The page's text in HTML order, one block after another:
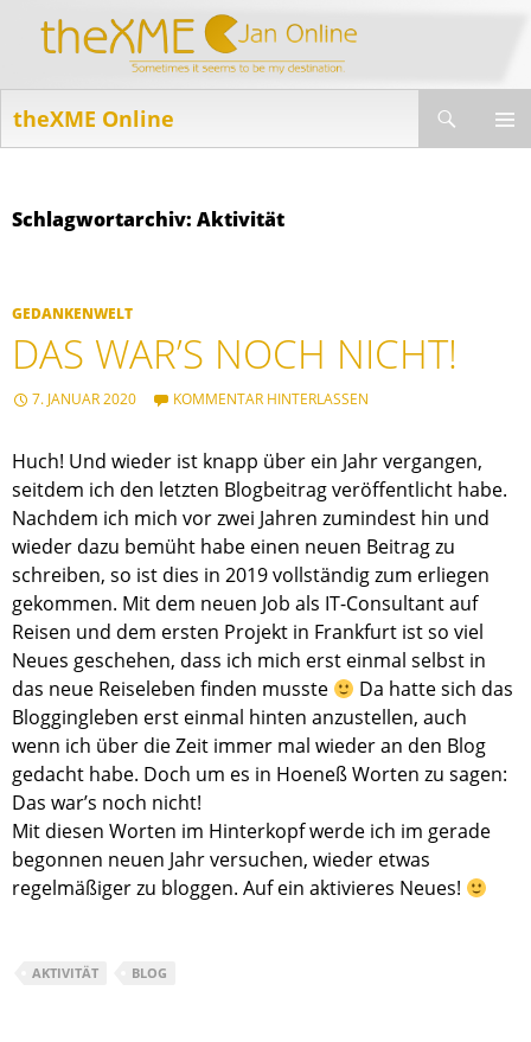
theXME Online
Schlagwortarchiv: Aktivität
GEDANKENWELT
DAS WAR’S NOCH NICHT!
7. JANUAR 2020 KOMMENTAR HINTERLASSEN
Huch! Und wieder ist knapp über ein Jahr vergangen,
seitdem ich den letzten Blogbeitrag veröffentlicht habe.
Nachdem ich mich vor zwei Jahren zumindest hin und
wieder dazu bemüht habe einen neuen Beitrag zu
schreiben, so ist dies in 2019 vollständig zum erliegen
gekommen. Mit dem neuen Job als IT-Consultant auf
Reisen und dem ersten Projekt in Frankfurt ist so viel
Neues geschehen, dass ich mich erst einmal selbst in
das neue Reiseleben finden musste
Da hatte sich das
Bloggingleben erst einmal hinten anzustellen, auch
wenn ich über die Zeit immer mal wieder an den Blog
gedacht habe. Doch um es in Hoeneß Worten zu sagen:
Das war’s noch nicht!
Mit diesen Worten im Hinterkopf werde ich im gerade
begonnen neuen Jahr versuchen, wieder etwas
regelmäßiger zu bloggen. Auf ein aktivieres Neues!
AKTIVITÄT BLOG